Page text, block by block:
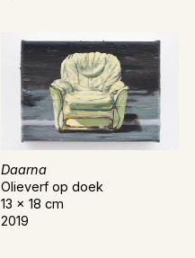
Daarna
Olieverf op doek
13 x 18 cm
2019